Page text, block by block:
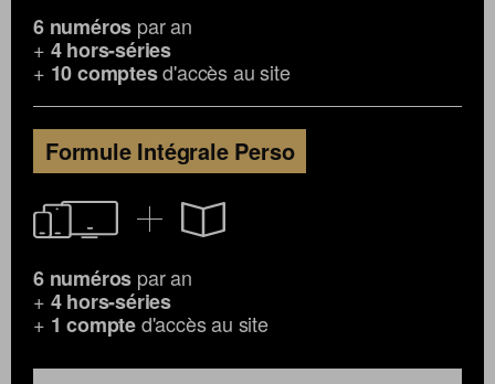
6 numéros par an
+ 4 hors-séries
+ 10 comptesd'accès au site
Formule Intégrale Perso
6 numéros par an
+ 4 hors-séries
+ 1 compted'accès au site